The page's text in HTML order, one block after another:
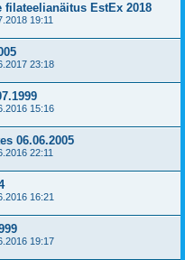
filateelianäitus EstEx 2018
19:11
23:18
15:16
06.06.2005
22:11
16:21
19:17